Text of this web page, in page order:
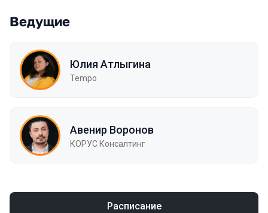
Ведущие
Юлия Атлыгина
Tempo
Авенир Воронов
КОРУС Консалтинг
Расписание